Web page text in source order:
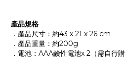
產品規格
．產品尺寸：約43 x 21 x 26 cm
．產品重量：約200g
．電池：AAA鹼性電池x 2（需自行購